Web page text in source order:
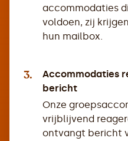
accommodaties
voldoen, zij
hun mailbox.
3.
Accommodaties
bericht
Onze
vrijblijvend
ontvangt bericht